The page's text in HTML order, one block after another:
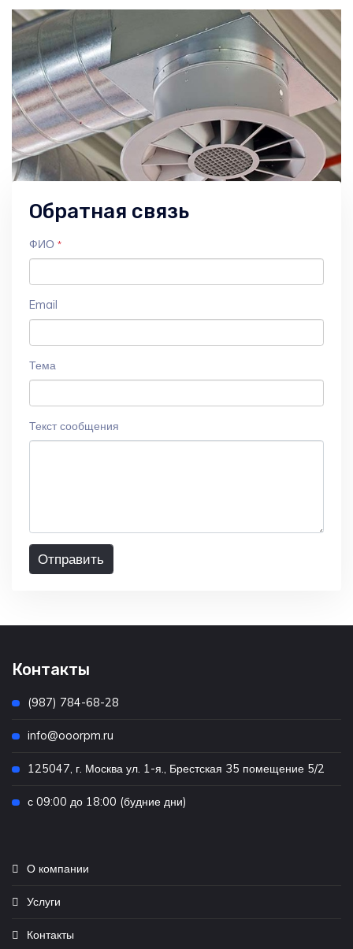
Обратная связь
ФИО *
Email
Тема
Текст сообщения
Отправить
Контакты
(987) 784-68-28
info@ooorpm.ru
125047, г. Москва ул. 1-я., Брестская 35 помещение 5/2
с 09:00 до 18:00 (будние дни)
О компании
Услуги
Контакты